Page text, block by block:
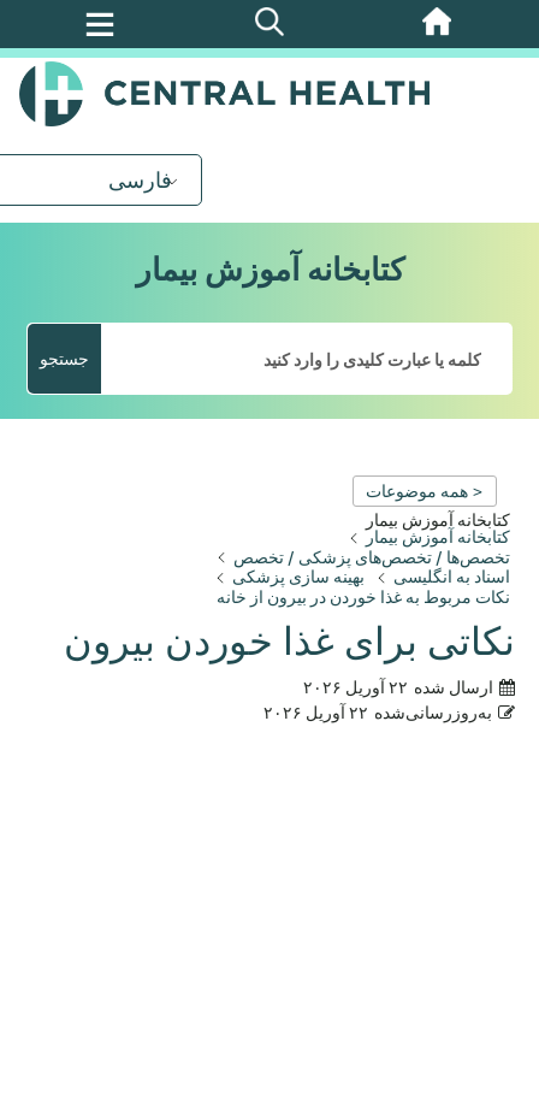
پرش
فارسی
کتابخانه آموزش بیمار
جستجو
< همه موضوعات
کتابخانه آموزش بیمار
کتابخانه آموزش بیمار
تخصص‌ها / تخصص‌های پزشکی / تخصص
اسناد به انگلیسی
بهینه سازی پزشکی
نکات مربوط به غذا خوردن در بیرون از خانه
نکاتی برای غذا خوردن بیرون
ارسال شده ۲۲ آوریل ۲۰۲۶
به‌روزرسانی‌شده ۲۲ آوریل ۲۰۲۶